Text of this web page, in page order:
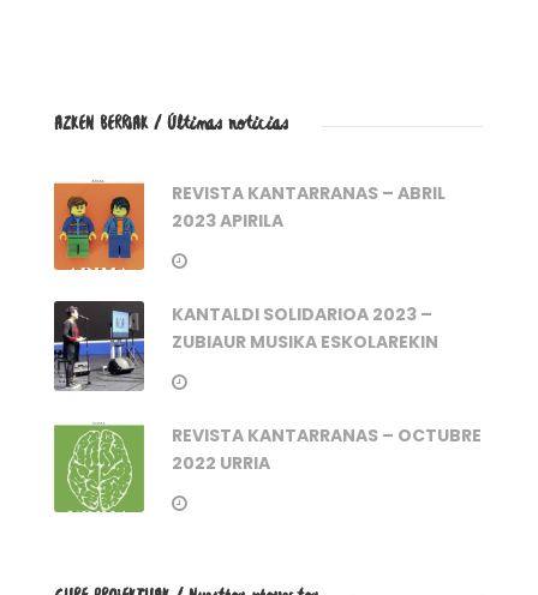
AZKEN BERRIAK / Últimas noticias
REVISTA KANTARRANAS – ABRIL
2023 APIRILA
KANTALDI SOLIDARIOA 2023 –
ZUBIAUR MUSIKA ESKOLAREKIN
REVISTA KANTARRANAS – OCTUBRE
2022 URRIA